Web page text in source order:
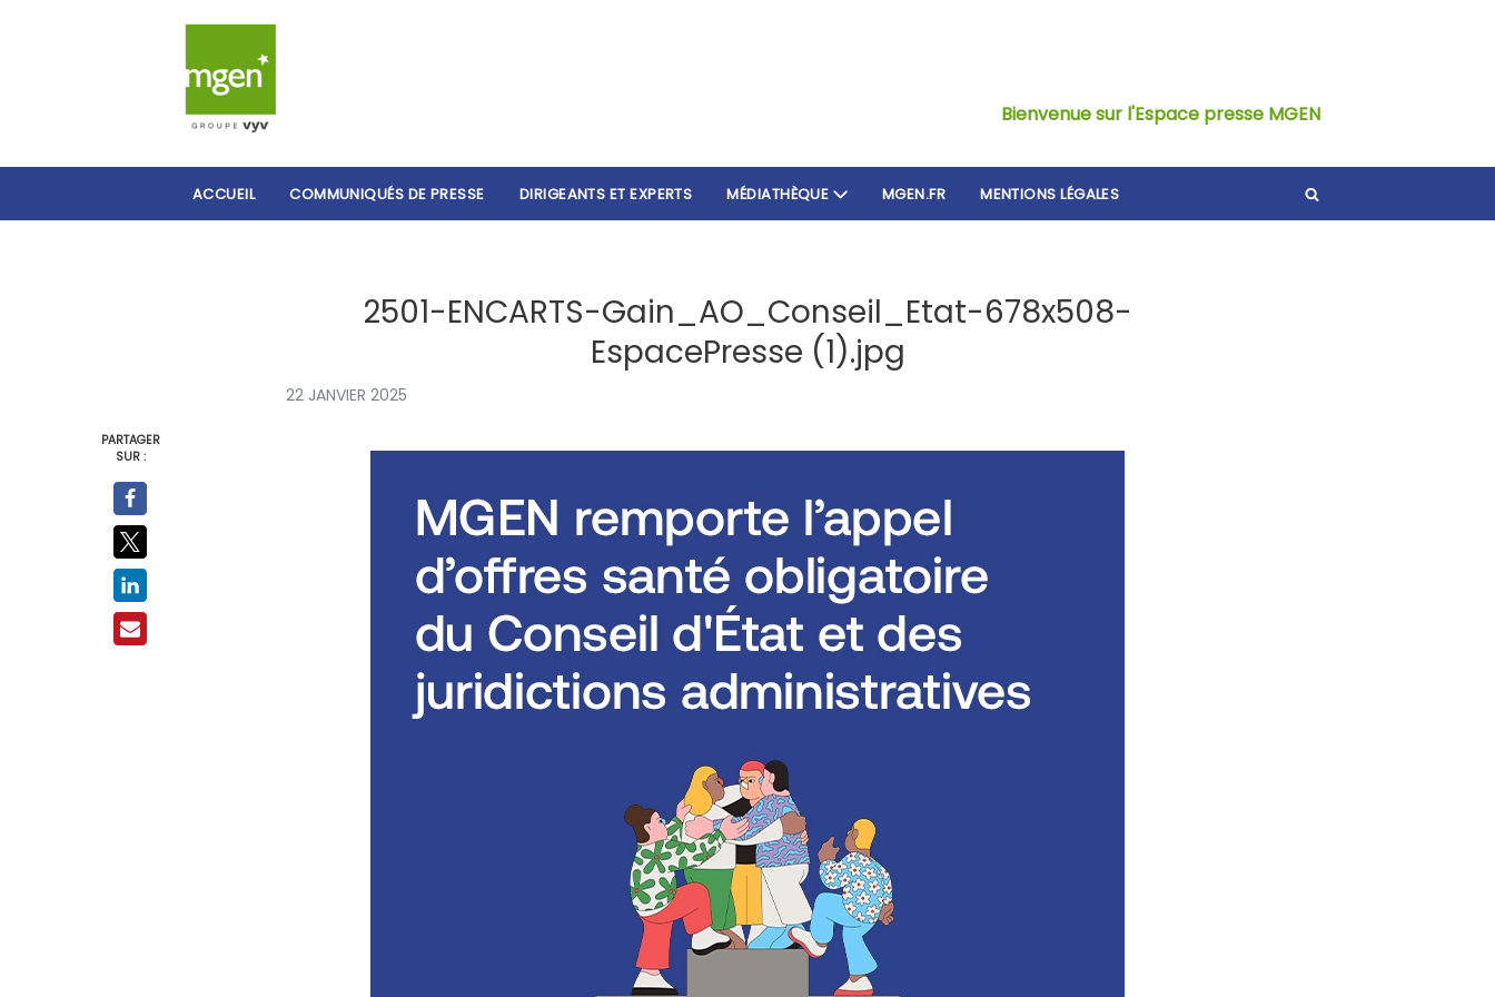
Bienvenue sur l'Espace presse MGEN
ACCUEIL COMMUNIQUÉS DE PRESSE DIRIGEANTS ET EXPERTS MÉDIATHÈQUE MGEN.FR MENTIONS LÉGALES
2501-ENCARTS-Gain_AO_Conseil_Etat-678x508-
EspacePresse (1).jpg
22 JANVIER 2025
PARTAGER
SUR :